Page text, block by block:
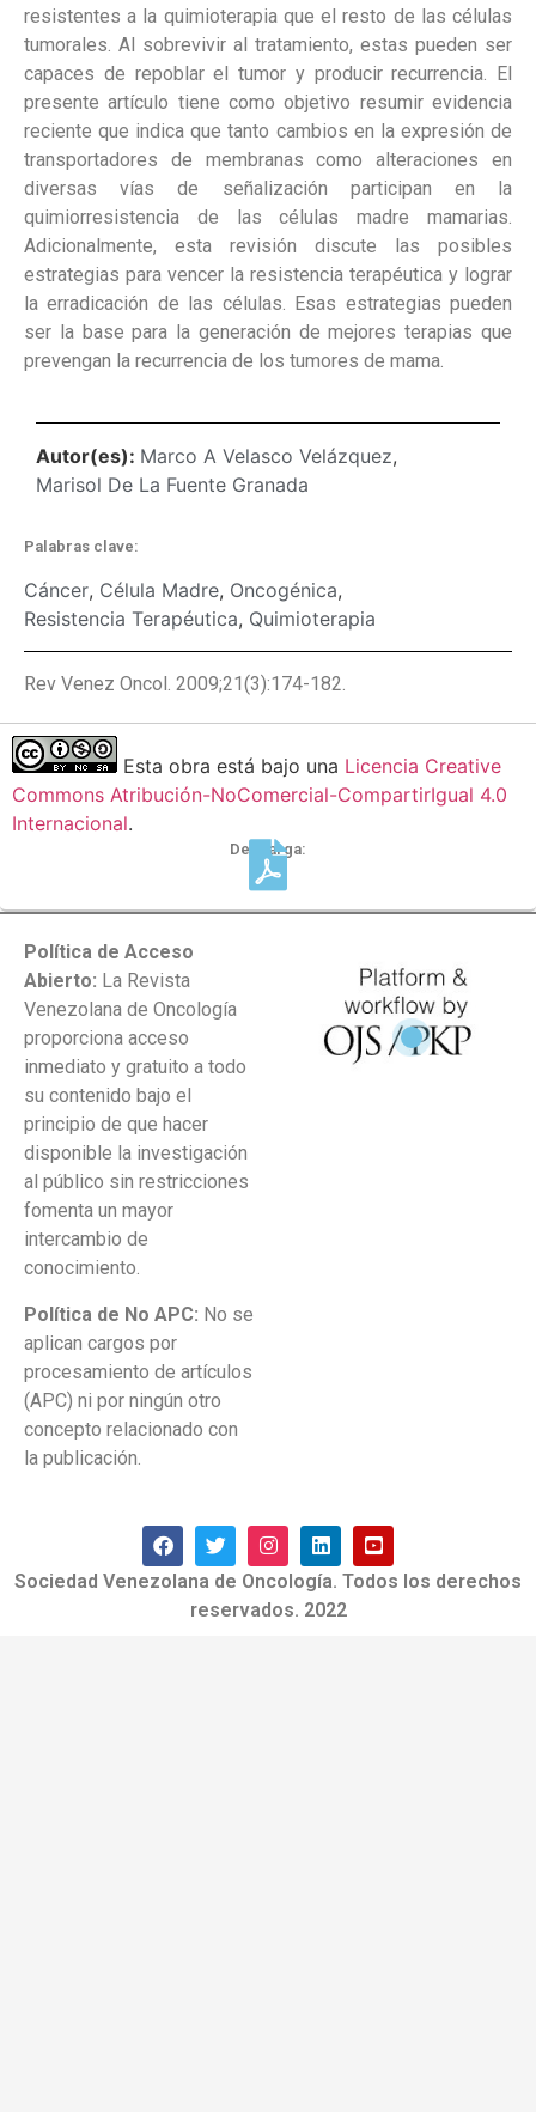
resistentes a la quimioterapia que el resto de las células
tumorales. Al sobrevivir al tratamiento, estas pueden ser
capaces de repoblar el tumor y producir recurrencia. El
presente artículo tiene como objetivo resumir evidencia
reciente que indica que tanto cambios en la expresión de
transportadores de membranas como alteraciones en
diversas vías de señalización participan en la
quimiorresistencia de las células madre mamarias.
Adicionalmente, esta revisión discute las posibles
estrategias para vencer la resistencia terapéutica y lograr
la erradicación de las células. Esas estrategias pueden
ser la base para la generación de mejores terapias que
prevengan la recurrencia de los tumores de mama.
Autor(es): Marco A Velasco Velázquez,
Marisol De La Fuente Granada
Palabras clave:
Cáncer, Célula Madre, Oncogénica,
Resistencia Terapéutica, Quimioterapia
Rev Venez Oncol. 2009;21(3):174-182.
Esta obra está bajo una Licencia Creative
Commons Atribución-NoComercial-CompartirIgual 4.0
Internacional.
Descarga:
Política de Acceso
Abierto: La Revista
Venezolana de Oncología
proporciona acceso
inmediato y gratuito a todo
su contenido bajo el
principio de que hacer
disponible la investigación
al público sin restricciones
fomenta un mayor
intercambio de
conocimiento.
Política de No APC: No se
aplican cargos por
procesamiento de artículos
(APC) ni por ningún otro
concepto relacionado con
la publicación.
Sociedad Venezolana de Oncología. Todos los derechos
reservados. 2022